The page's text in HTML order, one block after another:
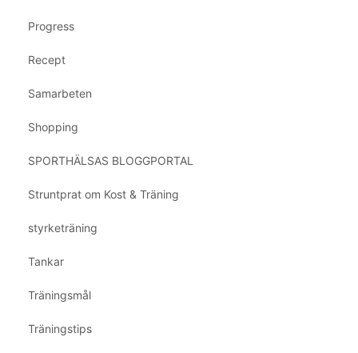
Progress
Recept
Samarbeten
Shopping
SPORTHÄLSAS BLOGGPORTAL
Struntprat om Kost & Träning
styrketräning
Tankar
Träningsmål
Träningstips